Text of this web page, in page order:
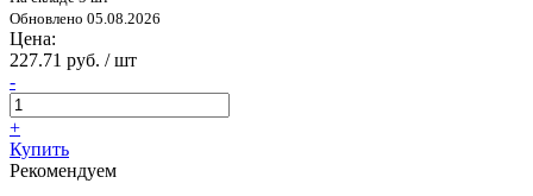
Обновлено 05.08.2026
Цена:
227.71 руб. / шт
-
+
Купить
Рекомендуем